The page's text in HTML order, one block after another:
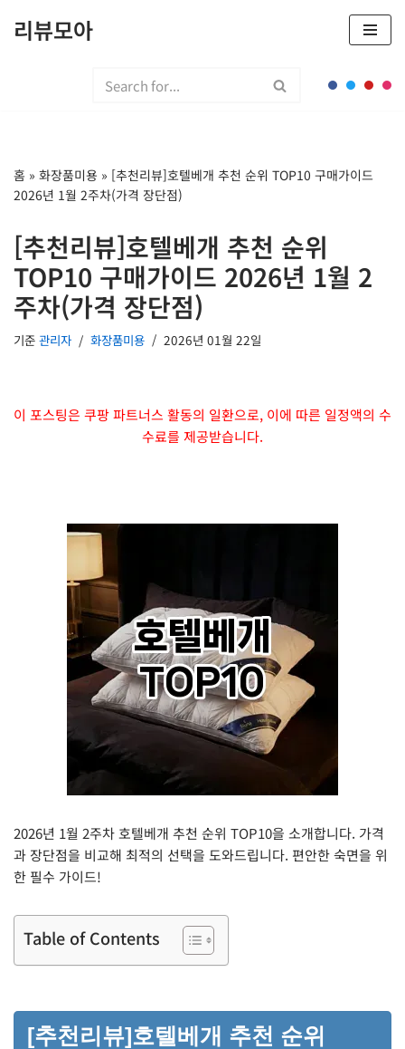
뛰
기
리뷰모아
홈 » 화장품미용 » [추천리뷰]호텔베개 추천 순위 TOP10 구매가이드
2026년 1월 2주차(가격 장단점)
[추천리뷰]호텔베개 추천 순위
TOP10 구매가이드 2026년 1월 2
주차(가격 장단점)
기준 관리자 화장품미용 2026년 01월 22일
이 포스팅은 쿠팡 파트너스 활동의 일환으로, 이에 따른 일정액의 수
수료를 제공받습니다.
2026년 1월 2주차 호텔베개 추천 순위 TOP10을 소개합니다. 가격
과 장단점을 비교해 최적의 선택을 도와드립니다. 편안한 숙면을 위
한 필수 가이드!
Table of Contents
[추천리뷰]호텔베개 추천 순위